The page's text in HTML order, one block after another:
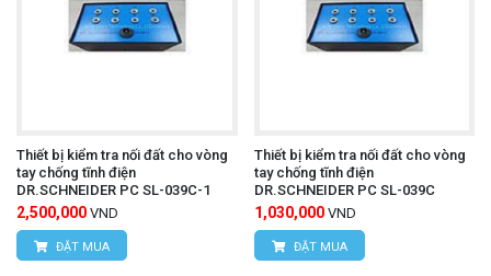
Thiết bị kiểm tra nối đất cho vòng
tay chống tĩnh điện
DR.SCHNEIDER PC SL-039C-1
2,500,000 VND
ĐẶT MUA
Thiết bị kiểm tra nối đất cho vòng
tay chống tĩnh điện
DR.SCHNEIDER PC SL-039C
1,030,000 VND
ĐẶT MUA